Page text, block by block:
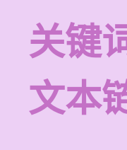
关键
文本